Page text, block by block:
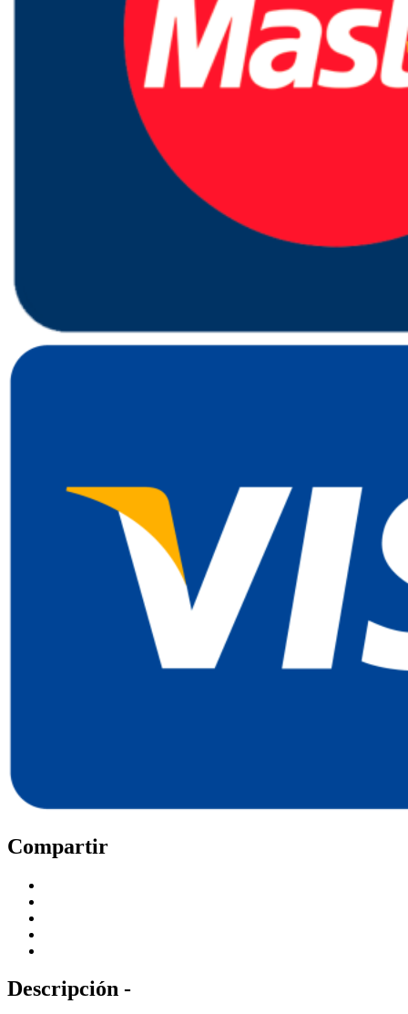
Compartir
Descripción -